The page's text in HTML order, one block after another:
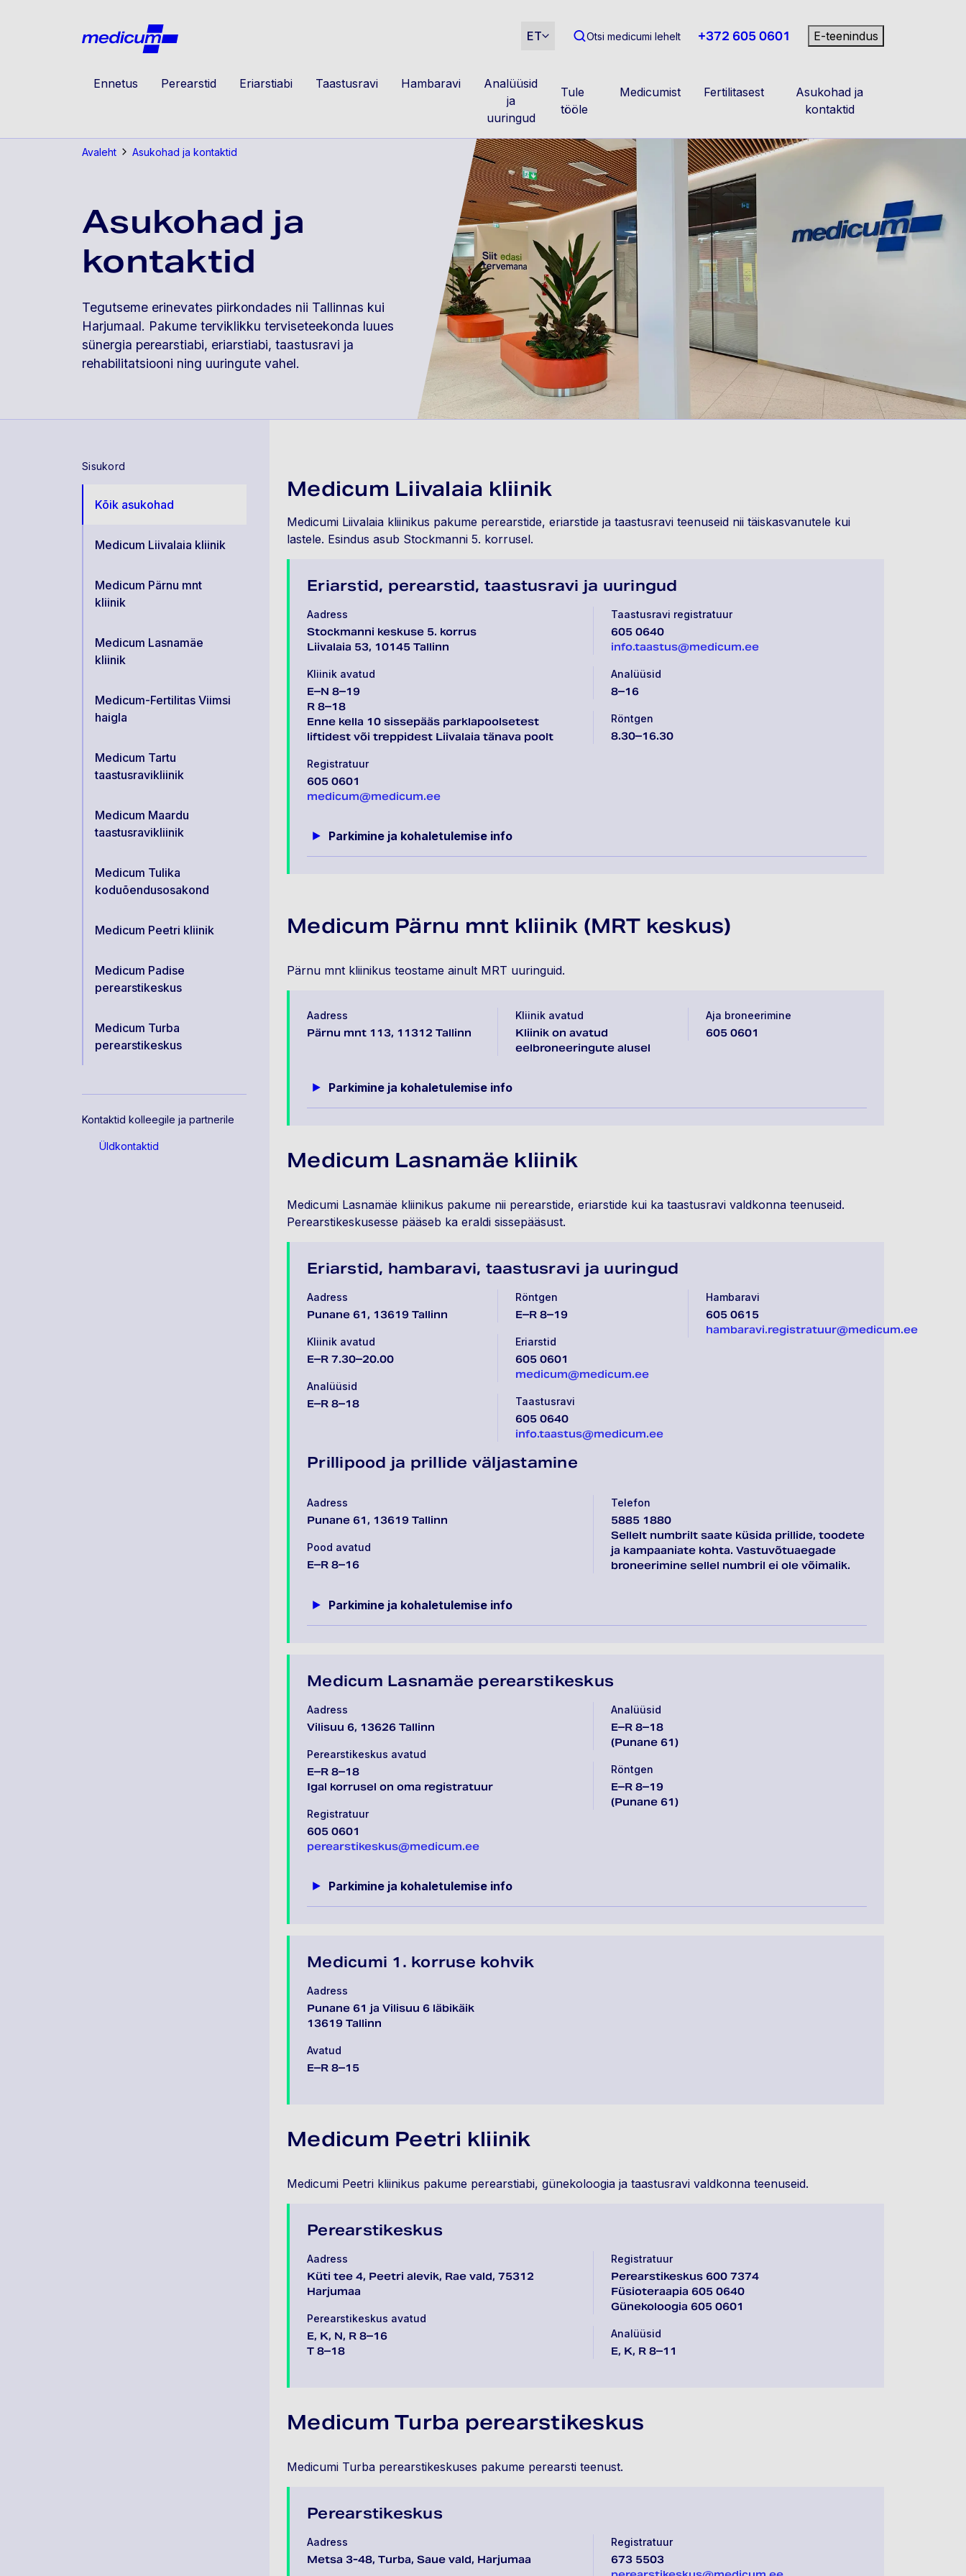
Medicum ET Otsi medicumi lehelt +372 605 0601 E-teenindus
Ennetus Perearstid Eriarstiabi Taastusravi Hambaravi
Analüüsid
ja
uuringud
Tule
tööle
Medicumist Fertilitasest
Asukohad ja
kontaktid
Avaleht Asukohad ja kontaktid
Asukohad ja
kontaktid
Tegutseme erinevates piirkondades nii Tallinnas kui
Harjumaal. Pakume terviklikku terviseteekonda luues
sünergia perearstiabi, eriarstiabi, taastusravi ja
rehabilitatsiooni ning uuringute vahel.
Sisukord
Kõik asukohad
Medicum Liivalaia kliinik
Medicum Pärnu mnt
kliinik
Medicum Lasnamäe
kliinik
Medicum-Fertilitas Viimsi
haigla
Medicum Tartu
taastusravikliinik
Medicum Maardu
taastusravikliinik
Medicum Tulika
koduõendusosakond
Medicum Peetri kliinik
Medicum Padise
perearstikeskus
Medicum Turba
perearstikeskus
Kontaktid kolleegile ja partnerile
Üldkontaktid
Medicum Liivalaia kliinik
Medicumi Liivalaia kliinikus pakume perearstide, eriarstide ja taastusravi teenuseid nii täiskasvanutele kui
lastele. Esindus asub Stockmanni 5. korrusel.
Eriarstid, perearstid, taastusravi ja uuringud
Aadress
Stockmanni keskuse 5. korrus
Liivalaia 53, 10145 Tallinn
Kliinik avatud
E–N 8–19
R 8–18
Enne kella 10 sissepääs parklapoolsetest
liftidest või treppidest Liivalaia tänava poolt
Registratuur
605 0601
medicum@medicum.ee
Taastusravi registratuur
605 0640
info.taastus@medicum.ee
Analüüsid
8–16
Röntgen
8.30–16.30
Parkimine ja kohaletulemise info
Medicum Pärnu mnt kliinik (MRT keskus)
Pärnu mnt kliinikus teostame ainult MRT uuringuid.
Aadress
Pärnu mnt 113, 11312 Tallinn
Kliinik avatud
Kliinik on avatud
eelbroneeringute alusel
Aja broneerimine
605 0601
Parkimine ja kohaletulemise info
Medicum Lasnamäe kliinik
Medicumi Lasnamäe kliinikus pakume nii perearstide, eriarstide kui ka taastusravi valdkonna teenuseid.
Perearstikeskusesse pääseb ka eraldi sissepääsust.
Eriarstid, hambaravi, taastusravi ja uuringud
Aadress
Punane 61, 13619 Tallinn
Kliinik avatud
E–R 7.30–20.00
Analüüsid
E–R 8–18
Röntgen
E–R 8–19
Eriarstid
605 0601
medicum@medicum.ee
Taastusravi
605 0640
info.taastus@medicum.ee
Hambaravi
605 0615
hambaravi.registratuur@medicum.ee
Prillipood ja prillide väljastamine
Aadress
Punane 61, 13619 Tallinn
Pood avatud
E–R 8–16
Telefon
5885 1880
Sellelt numbrilt saate küsida prillide, toodete
ja kampaaniate kohta. Vastuvõtuaegade
broneerimine sellel numbril ei ole võimalik.
Parkimine ja kohaletulemise info
Medicum Lasnamäe perearstikeskus
Aadress
Vilisuu 6, 13626 Tallinn
Perearstikeskus avatud
E–R 8–18
Igal korrusel on oma registratuur
Registratuur
605 0601
perearstikeskus@medicum.ee
Analüüsid
E–R 8–18
(Punane 61)
Röntgen
E–R 8–19
(Punane 61)
Parkimine ja kohaletulemise info
Medicumi 1. korruse kohvik
Aadress
Punane 61 ja Vilisuu 6 läbikäik
13619 Tallinn
Avatud
E–R 8–15
Medicum Peetri kliinik
Medicumi Peetri kliinikus pakume perearstiabi, günekoloogia ja taastusravi valdkonna teenuseid.
Perearstikeskus
Aadress
Küti tee 4, Peetri alevik, Rae vald, 75312
Harjumaa
Perearstikeskus avatud
E, K, N, R 8–16
T 8–18
Registratuur
Perearstikeskus 600 7374
Füsioteraapia 605 0640
Günekoloogia 605 0601
Analüüsid
E, K, R 8–11
Medicum Turba perearstikeskus
Medicumi Turba perearstikeskuses pakume perearsti teenust.
Perearstikeskus
Aadress
Metsa 3-48, Turba, Saue vald, Harjumaa
Registratuur
673 5503